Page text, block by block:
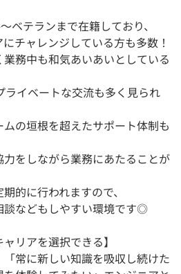
ベテランまで在籍しており、
チャレンジしている方も多数！
務中も和気あいあいとしている
ライベートな交流も多く見られ
の垣根を超えたサポート体制も
をしながら業務にあたることが
的に行われますので、
談などもしやすい環境です◎
リアを選択できる】
「常に新しい知識を吸収し続けた